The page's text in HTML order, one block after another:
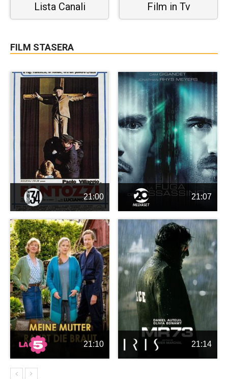
Lista Canali Film in Tv
FILM STASERA
21:00 21:07
21:10 21:14